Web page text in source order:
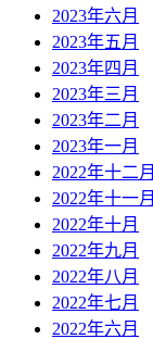
2023年六月
2023年五月
2023年四月
2023年三月
2023年二月
2023年一月
2022年十二月
2022年十一月
2022年十月
2022年九月
2022年八月
2022年七月
2022年六月